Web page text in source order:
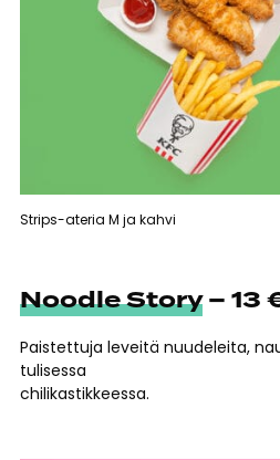
Strips-ateria M ja kahvi
Noodle Story– 13
Paistettuja leveitä nuudeleita,
tulisessa
chilikastikkeessa.